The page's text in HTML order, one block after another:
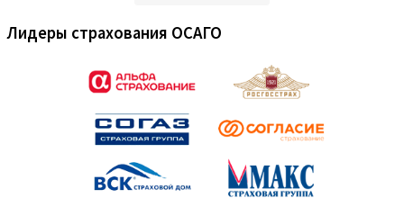
Лидеры страхования ОСАГО